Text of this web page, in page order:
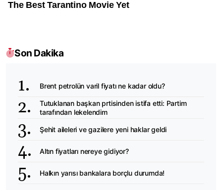
Son Dakika
Brent petrolün varil fiyatı ne kadar oldu?
Tutuklanan başkan prtisinden istifa etti: Partim
tarafından lekelendim
Şehit aileleri ve gazilere yeni haklar geldi
Altın fiyatları nereye gidiyor?
Halkın yarısı bankalara borçlu durumda!